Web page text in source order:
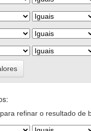
refinar o resultado de